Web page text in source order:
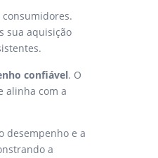
consumidores.
sua aquisição
confiável. O
alinha com a
desempenho e a
a